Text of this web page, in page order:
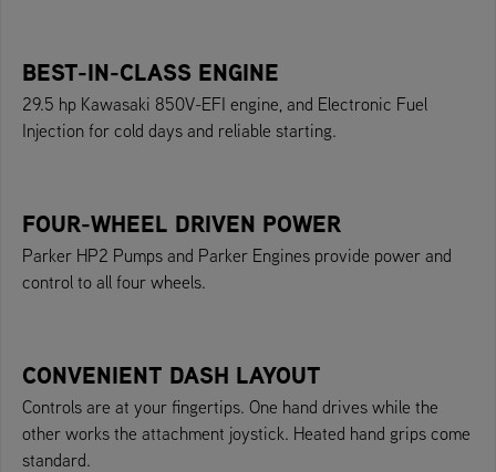
BEST-IN-CLASS ENGINE
29.5 hp Kawasaki 850V-EFI engine, and Electronic Fuel
Injection for cold days and reliable starting.
FOUR-WHEEL DRIVEN POWER
Parker HP2 Pumps and Parker Engines provide power and
control to all four wheels.
CONVENIENT DASH LAYOUT
Controls are at your fingertips. One hand drives while the
other works the attachment joystick. Heated hand grips come
standard.